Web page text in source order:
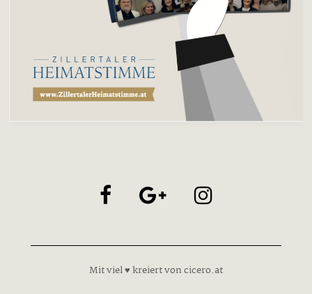
Mit viel ♥ kreiert von cicero.at